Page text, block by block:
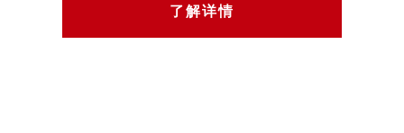
了解详情